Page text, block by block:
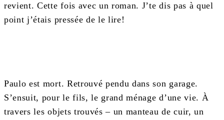
revient. Cette fois avec un roman. J’te dis pas à quel
point j’étais pressée de le lire!
Paulo est mort. Retrouvé pendu dans son garage.
S’ensuit, pour le fils, le grand ménage d’une vie. À
travers les objets trouvés – un manteau de cuir, un